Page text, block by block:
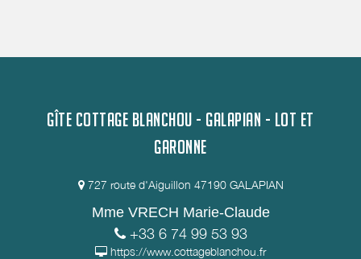
GÎTE COTTAGE BLANCHOU - GALAPIAN - LOT ET
GARONNE
727 route d'Aiguillon 47190 GALAPIAN
Mme VRECH Marie-Claude
+33 6 74 99 53 93
https://www.cottageblanchou.fr